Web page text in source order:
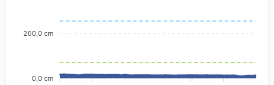
200,0 cm
0,0 cm